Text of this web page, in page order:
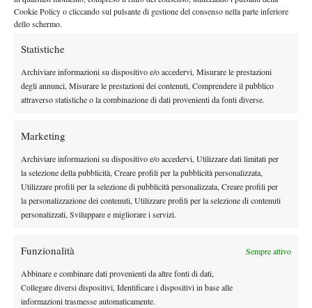
Cookie Policy o cliccando sul pulsante di gestione del consenso nella parte inferiore
dello schermo.
Statistiche
Archiviare informazioni su dispositivo e/o accedervi, Misurare le prestazioni
degli annunci, Misurare le prestazioni dei contenuti, Comprendere il pubblico
attraverso statistiche o la combinazione di dati provenienti da fonti diverse.
Marketing
Archiviare informazioni su dispositivo e/o accedervi, Utilizzare dati limitati per
la selezione della pubblicità, Creare profili per la pubblicità personalizzata,
Utilizzare profili per la selezione di pubblicità personalizzata, Creare profili per
la personalizzazione dei contenuti, Utilizzare profili per la selezione di contenuti
personalizzati, Sviluppare e migliorare i servizi.
Funzionalità Sempre attivo
Abbinare e combinare dati provenienti da altre fonti di dati,
Collegare diversi dispositivi, Identificare i dispositivi in base alle
informazioni trasmesse automaticamente.
TAGGED:Damiano Fiorucci Gianluca Carbone
Giorgio Spalluto Luca Brancher Nuova Spazio Radio
Puntata
Radio Spazio Tennis Tennis in Radio
Nessun commento